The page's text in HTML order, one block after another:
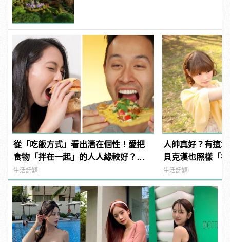
從「吃飯方式」看出潛在個性！愛把
食物「拌在一起」的人人緣較好？快
看你是哪一種
生活話題
人帥真好？有這
貝克漢也照樣「
生活話題